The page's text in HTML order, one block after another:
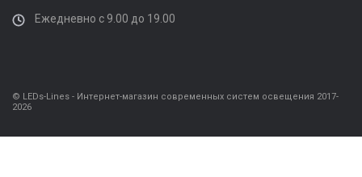
Ежедневно с 9.00 до 19.00
© LEDs-Lines - Интернет-магазин современных систем освещения 2017-
2026